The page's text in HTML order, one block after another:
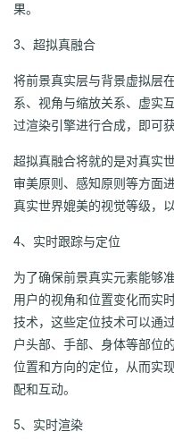
果。
3、超拟真融合
将前景真实层与背景虚拟层
系、视角与缩放关系、虚实
过渲染引擎进行合成，即可
超拟真融合将就的是对真实
审美原则、感知原则等方面
真实世界媲美的视觉等级，
4、实时跟踪与定位
为了确保前景真实元素能够
用户的视角和位置变化而实
技术，这些定位技术可以通
户头部、手部、身体等部位
位置和方向的定位，从而实
配和互动。
5、实时渲染